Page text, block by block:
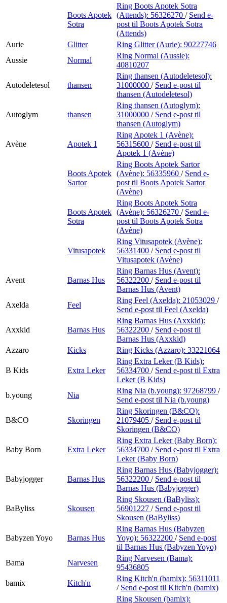
Boots Apotek
Sotra
Ring Boots Apotek Sotra
(Attends): 56326270 / Send e-
post til Boots Apotek Sotra
(Attends)
Aurie
Glitter Ring Glitter (Aurie): 90227746
Aussie
Normal
Ring Normal (Aussie):
40810207
Autodeletesol thansen
Ring thansen (Autodeletesol):
31000000 / Send e-post til
thansen (Autodeletesol)
Autoglym thansen
Ring thansen (Autoglym):
31000000 / Send e-post til
thansen (Autoglym)
Avène Apotek 1
Ring Apotek 1 (Avène):
56315600 / Send e-post til
Apotek 1 (Avène)
Boots Apotek
Sartor
Ring Boots Apotek Sartor
(Avène): 56335960 / Send e-
post til Boots Apotek Sartor
(Avène)
Boots Apotek
Sotra
Ring Boots Apotek Sotra
(Avène): 56326270 / Send e-
post til Boots Apotek Sotra
(Avène)
Vitusapotek
Ring Vitusapotek (Avène):
56331400 / Send e-post til
Vitusapotek (Avène)
Avent Barnas Hus
Ring Barnas Hus (Avent):
56322200 / Send e-post til
Barnas Hus (Avent)
Axelda
Feel
Ring Feel (Axelda): 21053029 /
Send e-post til Feel (Axelda)
Axxkid Barnas Hus
Ring Barnas Hus (Axxkid):
56322200 / Send e-post til
Barnas Hus (Axxkid)
Azzaro
Kicks Ring Kicks (Azzaro): 33221064
B Kids Extra Leker
Ring Extra Leker (B Kids):
56334700 / Send e-post til Extra
Leker (B Kids)
b.young
Nia
Ring Nia (b.young): 97268799 /
Send e-post til Nia (b.young)
B&CO Skoringen
Ring Skoringen (B&CO):
21079405 / Send e-post til
Skoringen (B&CO)
Baby Born Extra Leker
Ring Extra Leker (Baby Born):
56334700 / Send e-post til Extra
Leker (Baby Born)
Babyjogger Barnas Hus
Ring Barnas Hus (Babyjogger):
56322200 / Send e-post til
Barnas Hus (Babyjogger)
BaByliss Skousen
Ring Skousen (BaByliss):
56901227 / Send e-post til
Skousen (BaByliss)
Babyzen Yoyo Barnas Hus
Ring Barnas Hus (Babyzen
Yoyo): 56322200 / Send e-post
til Barnas Hus (Babyzen Yoyo)
Bama
Narvesen
Ring Narvesen (Bama):
95436805
bamix
Kitch'n
Ring Kitch'n (bamix): 56311011
/ Send e-post til Kitch'n (bamix)
Ring Skousen (bamix):